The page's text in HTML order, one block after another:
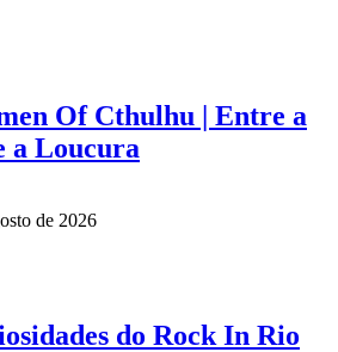
Of Cthulhu | Entre a
a Loucura
de 2026
do Rock In Rio